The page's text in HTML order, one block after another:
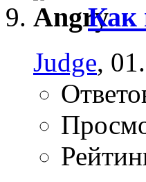
Как
Judge,